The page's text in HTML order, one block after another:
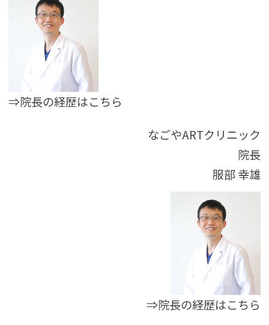
⇒院長の経歴はこちら
なごやARTクリニック
院長
服部 幸雄
⇒院長の経歴はこちら